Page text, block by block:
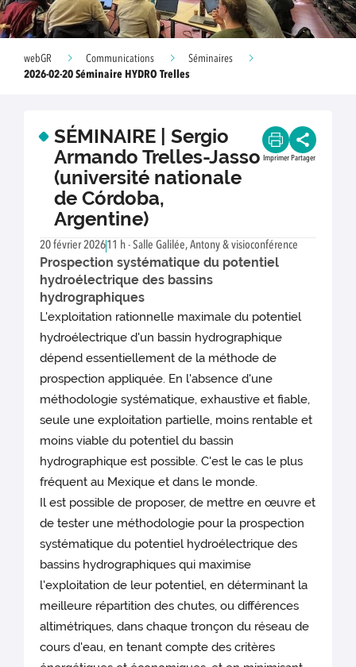
webGR Communications
Séminaires
2026-02-20 Séminaire HYDRO Trelles
SÉMINAIRE | Sergio
Armando Trelles-Jasso
(université nationale
de Córdoba,
Argentine)
Imprimer Partager
20 février 202611 h - Salle Galilée, Antony & visioconférence
Prospection systématique du potentiel
hydroélectrique des bassins
hydrographiques
L'exploitation rationnelle maximale du potentiel
hydroélectrique d'un bassin hydrographique
dépend essentiellement de la méthode de
prospection appliquée. En l'absence d'une
méthodologie systématique, exhaustive et fiable,
seule une exploitation partielle, moins rentable et
moins viable du potentiel du bassin
hydrographique est possible. C'est le cas le plus
fréquent au Mexique et dans le monde.
Il est possible de proposer, de mettre en œuvre et
de tester une méthodologie pour la prospection
systématique du potentiel hydroélectrique des
bassins hydrographiques qui maximise
l'exploitation de leur potentiel, en déterminant la
meilleure répartition des chutes, ou différences
altimétriques, dans chaque tronçon du réseau de
cours d'eau, en tenant compte des critères